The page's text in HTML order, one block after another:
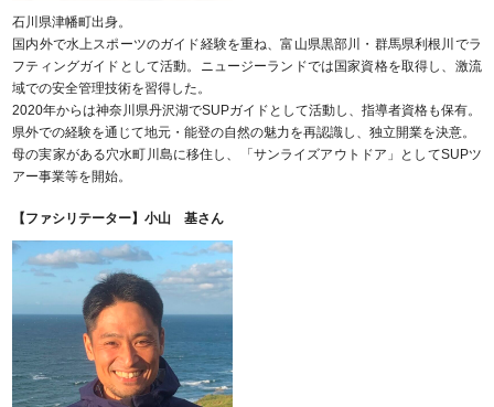
石川県津幡町出身。
国内外で水上スポーツのガイド経験を重ね、富山県黒部川・群馬県利根川でラ
フティングガイドとして活動。ニュージーランドでは国家資格を取得し、激流
域での安全管理技術を習得した。
2020年からは神奈川県丹沢湖でSUPガイドとして活動し、指導者資格も保有。
県外での経験を通じて地元・能登の自然の魅力を再認識し、独立開業を決意。
母の実家がある穴水町川島に移住し、「サンライズアウトドア」としてSUPツ
アー事業等を開始。
【ファシリテーター】小山 基さん